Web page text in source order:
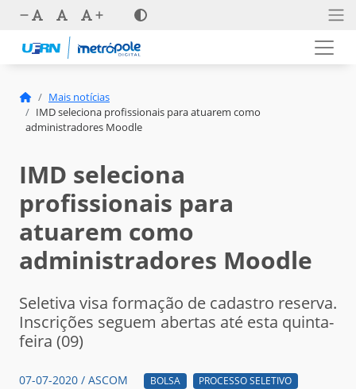
Mais notícias
IMD seleciona profissionais para atuarem como
administradores Moodle
IMD seleciona
profissionais para
atuarem como
administradores Moodle
Seletiva visa formação de cadastro reserva.
Inscrições seguem abertas até esta quinta-
feira (09)
07-07-2020 / ASCOM BOLSA
PROCESSO SELETIVO